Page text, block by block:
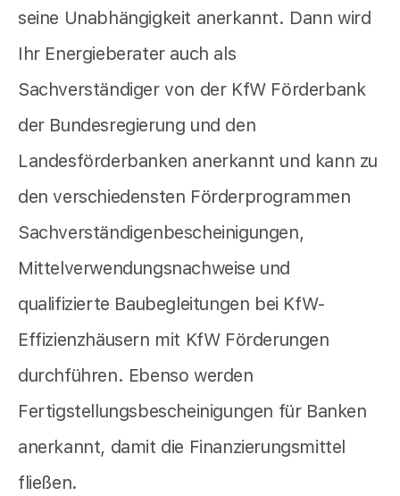
seine Unabhängigkeit anerkannt. Dann wird
Ihr Energieberater auch als
Sachverständiger von der KfW Förderbank
der Bundesregierung und den
Landesförderbanken anerkannt und kann zu
den verschiedensten Förderprogrammen
Sachverständigenbescheinigungen,
Mittelverwendungsnachweise und
qualifizierte Baubegleitungen bei KfW-
Effizienzhäusern mit KfW Förderungen
durchführen. Ebenso werden
Fertigstellungsbescheinigungen für Banken
anerkannt, damit die Finanzierungsmittel
fließen.